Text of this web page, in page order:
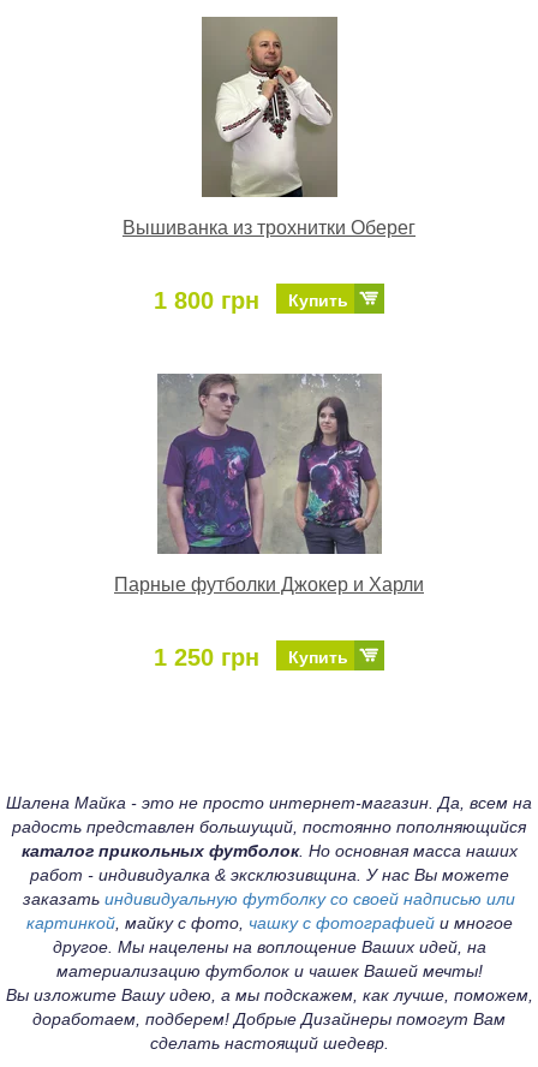
Вышиванка из трохнитки Оберег
1 800 грн Купить
Парные футболки Джокер и Харли
1 250 грн Купить
Шалена Майка - это не просто интернет-магазин. Да, всем на
радость представлен большущий, постоянно пополняющийся
каталог прикольных футболок. Но основная масса наших
работ - индивидуалка & эксклюзивщина. У нас Вы можете
заказать индивидуальную футболку со своей надписью или
картинкой, майку с фото, чашку с фотографиейи многое
другое. Мы нацелены на воплощение Ваших идей, на
материализацию футболок и чашек Вашей мечты!
Вы изложите Вашу идею, а мы подскажем, как лучше, поможем,
доработаем, подберем! Добрые Дизайнеры помогут Вам
сделать настоящий шедевр.